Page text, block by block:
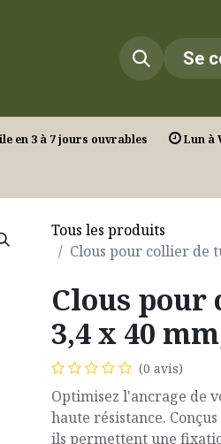
Se
en 3 à 7 jours ouvrables
Lun à
Tous les produits
Clous pour collier de
Clous pour
3,4 x 40
(0 avis)
Optimisez l'ancrage de
haute résistance.
ils permettent une